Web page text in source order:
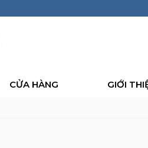
CỬA HÀNG GIỚI